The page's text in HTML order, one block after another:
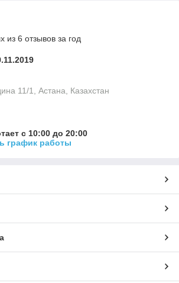
из 6 отзывов за год
11/1, Астана, Казахстан
с 10:00 до 20:00
график работы